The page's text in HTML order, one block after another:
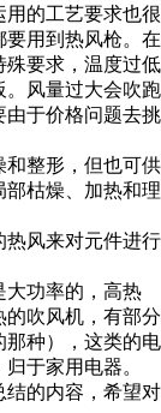
的工艺要求也很
用到热风枪。在
殊要求，温度过低
。风量过大会吹跑
由于价格问题去挑
和整形，但也可供
枯燥、加热和理
热风来对元件进行
大功率的，高热
吹风机，有部分
那种），这类的电
于家用电器。
结的内容，希望对